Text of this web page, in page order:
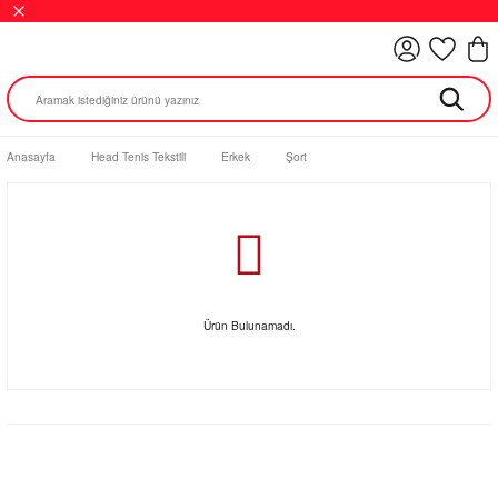
Anasayfa Head Tenis Tekstili Erkek Şort
Ürün Bulunamadı.